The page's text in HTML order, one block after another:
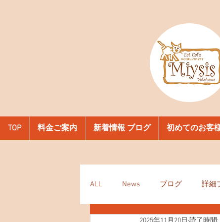
TOP 料金ご案内 新着情報 ブログ 初めてのお客
ALL News ブログ 詳細